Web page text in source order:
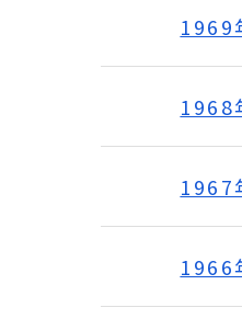
1969
1968
1967
1966